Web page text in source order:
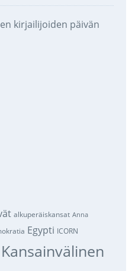
kirjailijoiden päivän
alkuperäiskansat Anna
Egypti ICORN
Kansainvälinen